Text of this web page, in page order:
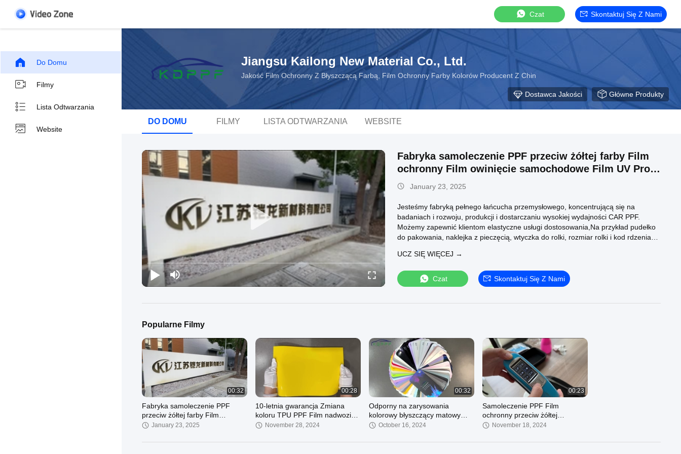
Czat Skontaktuj Się Z Nami
Do Domu
Filmy
Lista Odtwarzania
Website
Jiangsu Kailong New Material Co., Ltd.
Jakość Film Ochronny Z Błyszczącą Farbą, Film Ochronny Farby Kolorów Producent Z Chin
Dostawca Jakości Główne Produkty
DO DOMU FILMY LISTA ODTWARZANIA WEBSITE
Fabryka samoleczenie PPF przeciw żółtej farby Film
ochronny Film owinięcie samochodowe Film UV Proof
dla całego ciała
January 23, 2025
Jesteśmy fabryką pełnego łańcucha przemysłowego, koncentrującą się na
badaniach i rozwoju, produkcji i dostarczaniu wysokiej wydajności CAR PPF.
Możemy zapewnić klientom elastyczne usługi dostosowania,Na przykład pudełko
do pakowania, naklejka z pieczęcią, wtyczka do rolki, rozmiar rolki i kod rdzenia
UCZ SIĘ WIĘCEJ →
Czat Skontaktuj Się Z Nami
Popularne Filmy
00:32
Fabryka samoleczenie PPF
przeciw żółtej farby Film
ochronny Film owinięcie
całego ciała
January 23, 2025
00:28
10-letnia gwarancja Zmiana
koloru TPU PPF Film nadwozia
samochodu Wyjmowalny klejnot
opakowanie samochodowe
November 28, 2024
00:32
Odporny na zarysowania
kolorowy błyszczący matowy
TPU Zmiana koloru PPF dla
October 16, 2024
00:23
Samoleczenie PPF Film
ochronny przeciw żółtej
opakowaniu samochodowej UV
November 18, 2024